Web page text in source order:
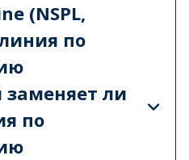
(NSPL,
по
заменяет ли
по